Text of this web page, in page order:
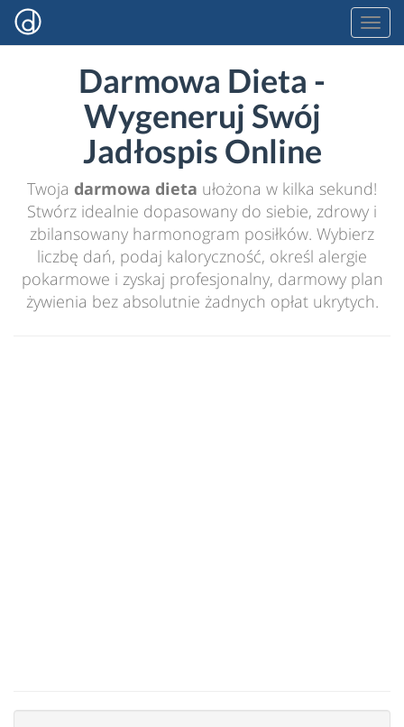
Darmowa Dieta -
Wygeneruj Swój
Jadłospis Online
Twoja darmowa dieta ułożona w kilka sekund!
Stwórz idealnie dopasowany do siebie, zdrowy i
zbilansowany harmonogram posiłków. Wybierz
liczbę dań, podaj kaloryczność, określ alergie
pokarmowe i zyskaj profesjonalny, darmowy plan
żywienia bez absolutnie żadnych opłat ukrytych.